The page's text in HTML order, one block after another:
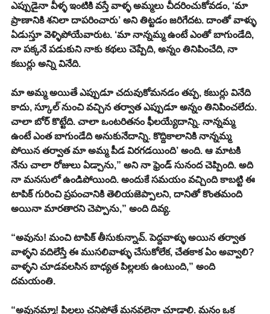
ఎప్పుడైనా వీళ్ళ ఇంటికి వస్తే వాళ్ళ అమ్మలు చీదరించుకోవడం, ‘మా
ప్రాణానికి శనిలా దాపరించారు’ అని తిట్టడం జరిగేదట. దాంతో వాళ్ళు
ఏడుస్తూ వెళ్ళిపోయేవారుట. ‘మా నాన్నమ్మ ఉంటే ఎంతో బాగుండేది,
నా పక్కనే పడుకుని నాకు కథలు చెప్పేది, అన్నం తినిపించేది, నా
కబుర్లు అన్ని వినేది.
మా అమ్మ అయితే ఎప్పుడూ చదువుకోమనడం తప్ప, కబుర్లు వినేది
కాదు, స్కూల్ నుంచి వచ్చిన తర్వాత ఎప్పుడూ అన్నం తినిపించలేదు.
చాలా బోర్ కొట్టేది. చాలా ఒంటరితనం ఫీలయ్యేదాన్ని. నాన్నమ్మ
ఉంటే ఎంత బాగుండేది అనుకునేదాన్ని. కొద్దికాలానికి నాన్నమ్మ
పోయిన తర్వాత మా అమ్మ పీడ విరగడయింది’ అంది. ఆ మాటకి
నేను చాలా రోజులు ఏడ్చాను,” అని నా ఫ్రెండ్ సునంద చెప్పింది. అది
నా మనసులో ఉండిపోయింది. అందుకే సమయం వచ్చింది కాబట్టి ఈ
టాపిక్ గురించి ప్రపంచానికి తెలియజెప్పాలని, దానితో కొంతమంది
అయినా మారతారని చెప్పాను,” అంది దివ్య.
“అవును! మంచి టాపిక్ తీసుకున్నావ్. పెద్దవాళ్ళు అయిన తర్వాత
వాళ్ళని వదిలేస్తే ఈ ముసలివాళ్ళు చేసుకోలేక, చేతకాక ఏం అవ్వాలి?
వాళ్ళని చూడవలసిన బాధ్యత పిల్లలకు ఉంటుంది,” అంది
దమయంతి.
“అవునమ్మా! పిల్లలు చనిపోతే మనవలైనా చూడాలి. మనం ఒక